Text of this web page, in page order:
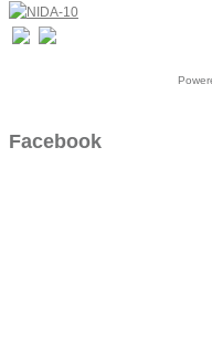
Facebook